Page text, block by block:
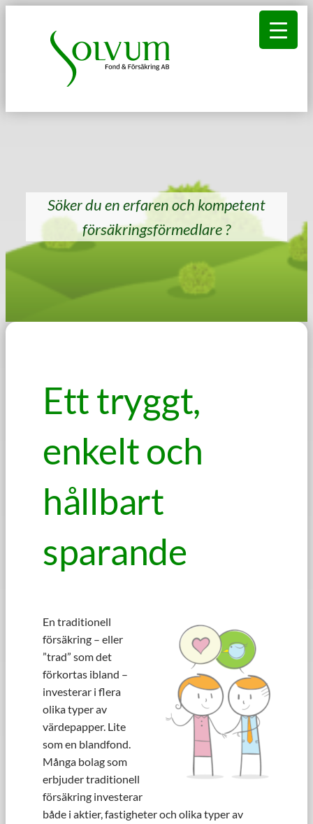
Söker du en erfaren och kompetent
försäkringsförmedlare ?
Ett tryggt,
enkelt och
hållbart
sparande
En traditionell
försäkring – eller
”trad” som det
förkortas ibland –
investerar i flera
olika typer av
värdepapper. Lite
som en blandfond.
Många bolag som
erbjuder traditionell
försäkring investerar
både i aktier, fastigheter och olika typer av